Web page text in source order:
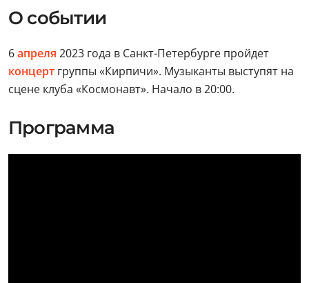
О событии
6апреля 2023 года в Санкт-Петербурге пройдет
концерт группы «Кирпичи». Музыканты выступят на
сцене клуба «Космонавт». Начало в 20:00.
Программа